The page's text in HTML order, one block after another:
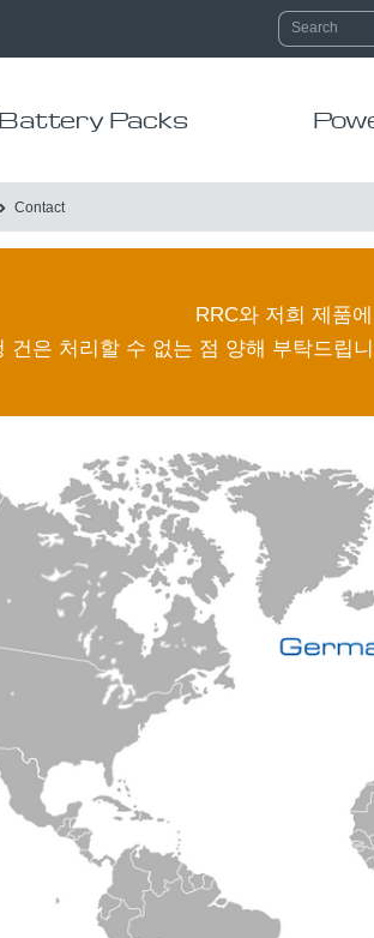
Battery Packs
Contact
RRC와 저희 제품
건은 처리할 수 없는 점 양해 부탁드립